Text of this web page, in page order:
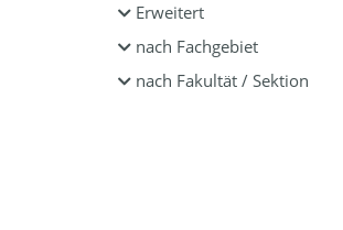
Erweitert
nach Fachgebiet
nach Fakultät / Sektion